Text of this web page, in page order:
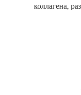
коллагена,